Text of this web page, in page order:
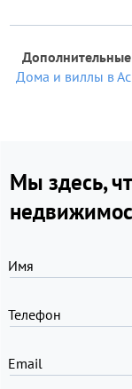
Дома и виллы в
Мы здесь,
Имя
Телефон
Email